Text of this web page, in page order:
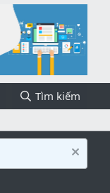
Tìm kiếm